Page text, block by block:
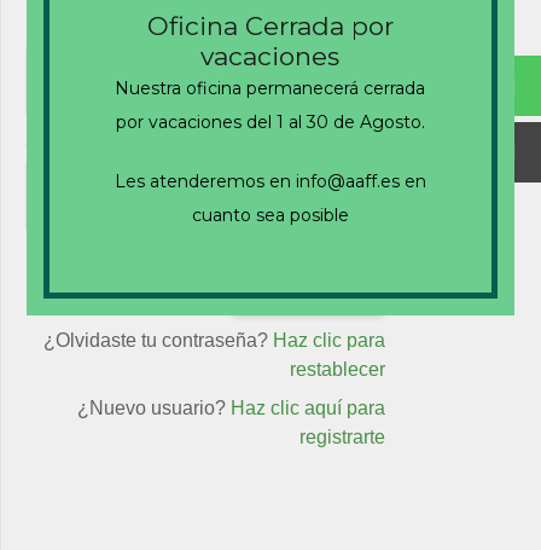
Nombre de usuario o correo electrónico
¿Olvidaste tu contraseña? Haz clic para
restablecer
¿Nuevo usuario? Haz clic aquí para
registrarte
Oficina Cerrada por
vacaciones
Nuestra oficina permanecerá cerrada
por vacaciones del 1 al 30 de Agosto.
Les atenderemos en info@aaff.es en
cuanto sea posible